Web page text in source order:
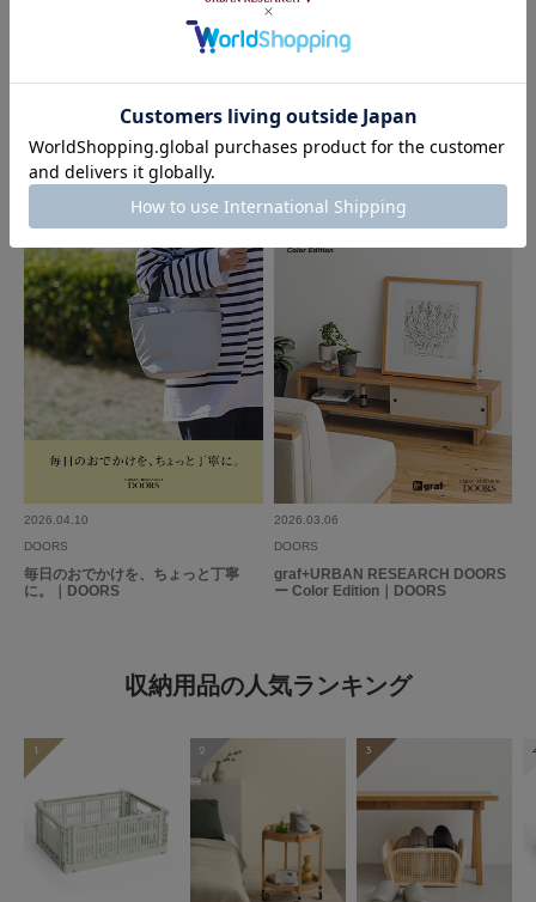
夏の暮らしをたのしむ生活雑貨｜DO
URBAN RESEARCH DOORS - Coz
2026.04.10
DOORS
毎日のおでかけを、ちょっと丁寧
に。｜DOORS
2026.03.06
DOORS
graf+URBAN RESEARCH DOORS
ー Color Edition｜DOORS
収納用品の人気ランキング
1 2 3